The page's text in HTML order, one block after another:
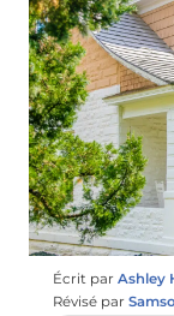
Écrit par Ashley
Révisé par